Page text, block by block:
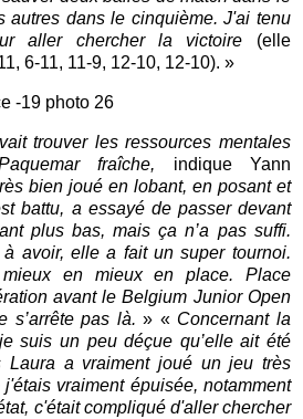
autres dans le cinquième. J'ai tenu
aller chercher la victoire (elle
6-11, 11-9, 12-10, 12-10). »
trouver les ressources mentales
fraîche, indique Yann
bien joué en lobant, en posant et
battu, a essayé de passer devant
plus bas, mais ça n’a pas suffi.
avoir, elle a fait un super tournoi.
en mieux en place. Place
avant le Belgium Junior Open
s’arrête pas là.» « Concernant la
je suis un peu déçue qu’elle ait été
Laura a vraiment joué un jeu très
vraiment épuisée, notamment
c'était compliqué d'aller chercher